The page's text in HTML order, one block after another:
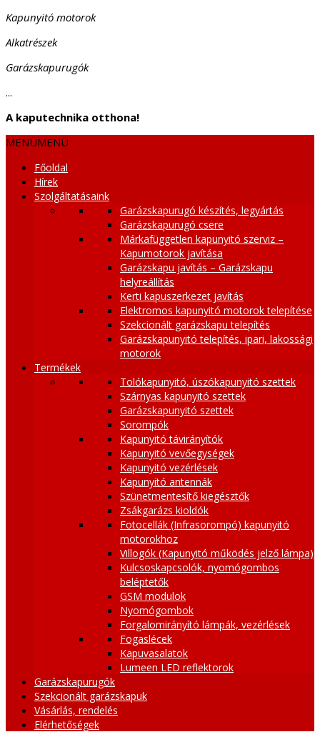
Kapunyitó motorok
Alkatrészek
Garázskapurugók
...
A kaputechnika otthona!
MENÜMENÜ
Főoldal
Hírek
Szolgáltatásaink
Garázskapurugó készítés, legyártás
Garázskapurugó csere
Márkafüggetlen kapunyitó szerviz –
Kapumotorok javítása
Garázskapu javítás – Garázskapu
helyreállítás
Kerti kapuszerkezet javítás
Elektromos kapunyitó motorok telepítése
Szekcionált garázskapu telepítés
Garázskapunyitó telepítés, ipari, lakossági
motorok
Termékek
Tolókapunyitó, úszókapunyitó szettek
Szárnyas kapunyitó szettek
Garázskapunyitó szettek
Sorompók
Kapunyitó távirányítók
Kapunyitó vevőegységek
Kapunyitó vezérlések
Kapunyitó antennák
Szünetmentesítő kiegésztők
Zsákgarázs kioldók
Fotocellák (Infrasorompó) kapunyitó
motorokhoz
Villogók (Kapunyitó működés jelző lámpa)
Kulcsoskapcsolók, nyomógombos
beléptetők
GSM modulok
Nyomógombok
Forgalomirányító lámpák, vezérlések
Fogaslécek
Kapuvasalatok
Lumeen LED reflektorok
Garázskapurugók
Szekcionált garázskapuk
Vásárlás, rendelés
Elérhetőségek